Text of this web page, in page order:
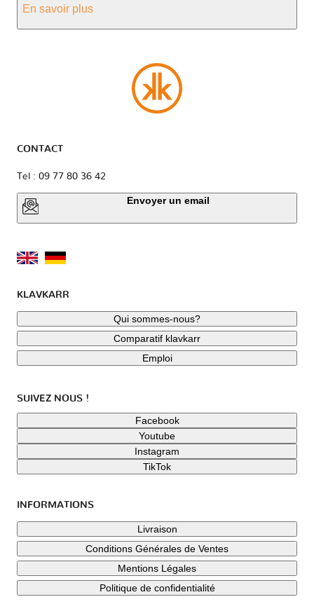
En savoir plus
CONTACT
Tel : 09 77 80 36 42
Envoyer un email
KLAVKARR
Qui sommes-nous?
Comparatif klavkarr
Emploi
SUIVEZ NOUS !
Facebook
Youtube
Instagram
TikTok
INFORMATIONS
Livraison
Conditions Générales de Ventes
Mentions Légales
Politique de confidentialité